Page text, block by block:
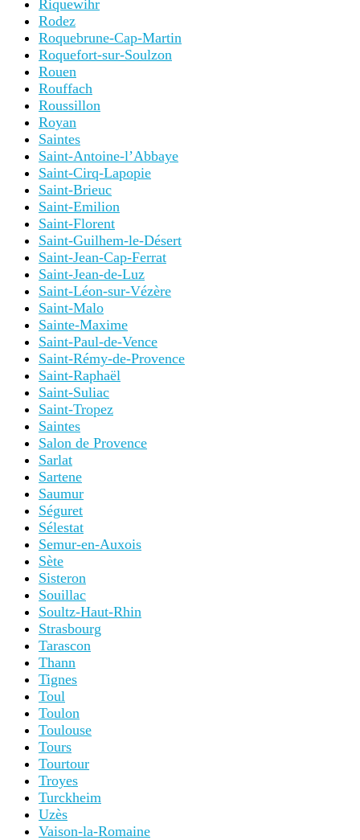
Riquewihr
Rodez
Roquebrune-Cap-Martin
Roquefort-sur-Soulzon
Rouen
Rouffach
Roussillon
Royan
Saintes
Saint-Antoine-l’Abbaye
Saint-Cirq-Lapopie
Saint-Brieuc
Saint-Emilion
Saint-Florent
Saint-Guilhem-le-Désert
Saint-Jean-Cap-Ferrat
Saint-Jean-de-Luz
Saint-Léon-sur-Vézère
Saint-Malo
Sainte-Maxime
Saint-Paul-de-Vence
Saint-Rémy-de-Provence
Saint-Raphaël
Saint-Suliac
Saint-Tropez
Saintes
Salon de Provence
Sarlat
Sartene
Saumur
Séguret
Sélestat
Semur-en-Auxois
Sète
Sisteron
Souillac
Soultz-Haut-Rhin
Strasbourg
Tarascon
Thann
Tignes
Toul
Toulon
Toulouse
Tours
Tourtour
Troyes
Turckheim
Uzès
Vaison-la-Romaine